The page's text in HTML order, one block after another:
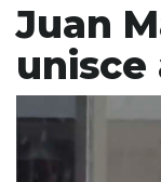
Juan
unisce